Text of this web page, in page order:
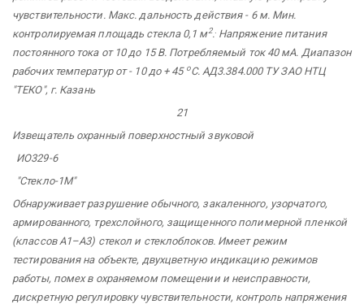
чувствительности. Макс. дальность действия - 6 м. Мин.
контролируемая площадь стекла 0,1 м2. Напряжение питания
постоянного тока от 10 до 15 В. Потребляемый ток 40 мА. Диапазон
рабочих температур от - 10 до + 45 оС. АД3.384.000 ТУ ЗАО НТЦ
"ТЕКО", г. Казань
21
Извещатель охранныйповерхностный звуковой
ИО329-6
"Стекло-1М"
Обнаруживает разрушение обычного, закаленного, узорчатого,
армированного, трехслойного, защищенного полимерной пленкой
(классов А1–А3) стекол и стеклоблоков. Имеет режим
тестирования на объекте, двухцветную индикацию режимов
работы, помех в охраняемом помещении и неисправности,
дискретную регулировку чувствительности, контроль напряжения